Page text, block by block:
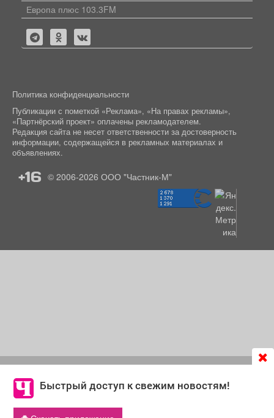
Быстрый доступ к свежим новостям!
согласие на обработку файлов cookie, которые
обеспечивают корректную работу сайта и сбора
информации для улучшения качества сервисов.
Европа плюс 103.3FM
Политика конфиденциальности
Публикации с пометкой «Реклама», «На правах рекламы»,
«Партнёрский проект» оплачены рекламодателем.
Редакция сайта не несет ответственности за достоверность
информации, содержащейся в рекламных материалах и
объявлениях.
+16 © 2006-2026 ООО "Частник-М"